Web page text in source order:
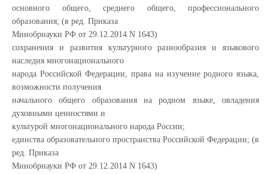
основного общего, среднего общего, профессионального
образования; (в ред. Приказа
Минобрнауки РФ от 29.12.2014 N 1643)
сохранения и развития культурного разнообразия и языкового
наследия многонационального
народа Российской Федерации, права на изучение родного языка,
возможности получения
начального общего образования на родном языке, овладения
духовными ценностями и
культурой многонационального народа России;
единства образовательного пространства Российской Федерации; (в
ред. Приказа
Минобрнауки РФ от 29.12.2014 N 1643)